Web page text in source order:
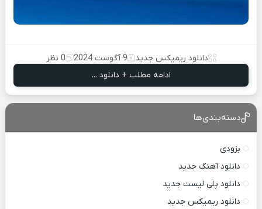
دانلود ریمیکس جدید 9 آگوست 2024
0 نظر
ادامه مطلب + دانلود ...
دسته‌بندی‌ها
بزودی
دانلود آهنگ جدید
دانلود پلی لیست جدید
دانلود ریمیکس جدید